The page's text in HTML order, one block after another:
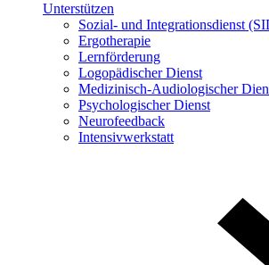
Unterstützen
Sozial- und Integrationsdienst
Ergotherapie
Lernförderung
Logopädischer Dienst
Medizinisch-Audiologischer
Psychologischer Dienst
Neurofeedback
Intensivwerkstatt